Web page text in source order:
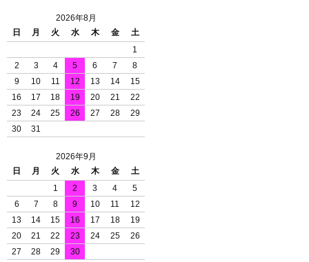
2026年8月
日
月 火 水 木 金
土
1
2
3 4 5 6 7
8
9
10 11 12 13 14
15
16
17 18 19 20 21
22
23
24 25 26 27 28
29
30
31
2026年9月
日
月 火 水 木 金
土
1
2 3 4
5
6
7 8 9 10 11
12
13
14 15 16 17 18
19
20
21 22 23 24 25
26
27
28 29 30